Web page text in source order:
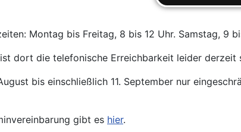
Montag bis Freitag, 8 bis 12 Uhr. Samstag, 9
dort die telefonische Erreichbarkeit leider derzeit
bis einschließlich 11. September nur
gibt es hier.